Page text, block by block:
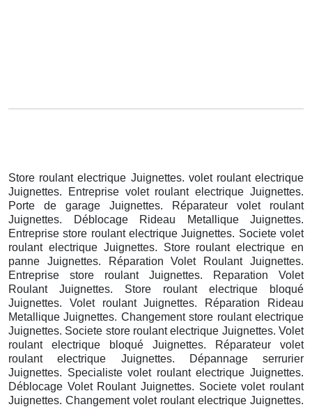
Store roulant electrique Juignettes. volet roulant electrique
Juignettes. Entreprise volet roulant electrique Juignettes.
Porte de garage Juignettes. Réparateur volet roulant
Juignettes. Déblocage Rideau Metallique Juignettes.
Entreprise store roulant electrique Juignettes. Societe volet
roulant electrique Juignettes. Store roulant electrique en
panne Juignettes. Réparation Volet Roulant Juignettes.
Entreprise store roulant Juignettes. Reparation Volet
Roulant Juignettes. Store roulant electrique bloqué
Juignettes. Volet roulant Juignettes. Réparation Rideau
Metallique Juignettes. Changement store roulant electrique
Juignettes. Societe store roulant electrique Juignettes. Volet
roulant electrique bloqué Juignettes. Réparateur volet
roulant electrique Juignettes. Dépannage serrurier
Juignettes. Specialiste volet roulant electrique Juignettes.
Déblocage Volet Roulant Juignettes. Societe volet roulant
Juignettes. Changement volet roulant electrique Juignettes.